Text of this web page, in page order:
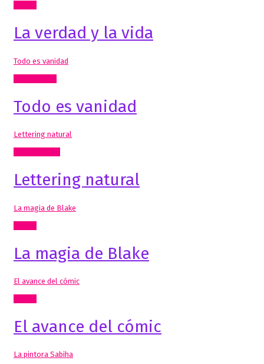
La verdad y la vida
Todo es vanidad
Todo es vanidad
Lettering natural
Lettering natural
La magia de Blake
La magia de Blake
El avance del cómic
El avance del cómic
La pintora Sabiha